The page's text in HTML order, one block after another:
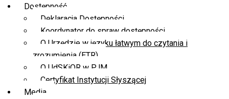
Dostępność
Deklaracja Dostępności
Koordynator do spraw dostępności
O Urzędzie w języku łatwym do czytania i
zrozumienia (ETR)
O UdSKiOR w PJM
Certyfikat Instytucji Słyszącej
Media